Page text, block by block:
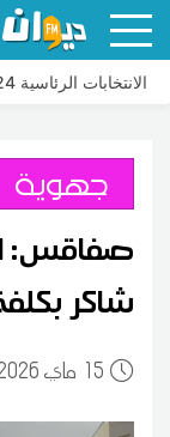
الانتخابات الرئاسية 2024
جهوية
صفاقس:
شاكر بكلفة تفوق
15 12:17 2026 ماي